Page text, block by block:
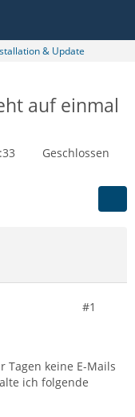
& Update
auf einmal
Geschlossen
#1
Tagen keine E-Mails
ich folgende